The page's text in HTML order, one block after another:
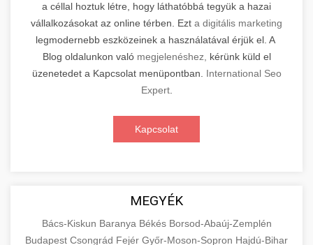
a céllal hoztuk létre, hogy láthatóbbá tegyük a hazai
vállalkozásokat az online térben. Ezt a digitális marketing
legmodernebb eszközeinek a használatával érjük el. A
Blog oldalunkon való megjelenéshez,
kérünk küld el
üzenetedet a Kapcsolat menüpontban. International Seo
Expert.
Kapcsolat
MEGYÉK
Bács-Kiskun Baranya Békés Borsod-Abaúj-Zemplén
Budapest Csongrád Fejér Győr-Moson-Sopron Hajdú-Bihar